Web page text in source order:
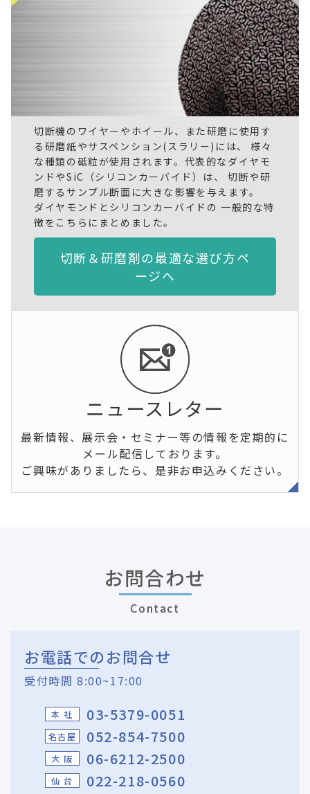
切断機のワイヤーやホイール、また研磨に使用す
る研磨紙やサスペンション(スラリー)には、 様々
な種類の砥粒が使用されます。代表的なダイヤモ
ンドやSiC（シリコンカーバイド）は、 切断や研
磨するサンプル断面に大きな影響を与えます。
ダイヤモンドとシリコンカーバイドの 一般的な特
徴をこちらにまとめました。
切断＆研磨剤の最適な選び方ペ
ージへ
ニュースレター
最新情報、展示会・セミナー等の情報を定期的に
メール配信しております。
ご興味がありましたら、是非お申込みください。
お問合わせ
Contact
お電話でのお問合せ
受付時間 8:00~17:00
本 社 03-5379-0051
名古屋 052-854-7500
大 阪 06-6212-2500
仙 台
022-218-0560